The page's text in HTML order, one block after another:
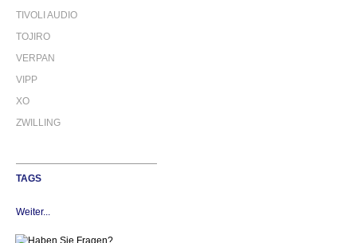
TIVOLI AUDIO
TOJIRO
VERPAN
VIPP
XO
ZWILLING
TAGS
Weiter...